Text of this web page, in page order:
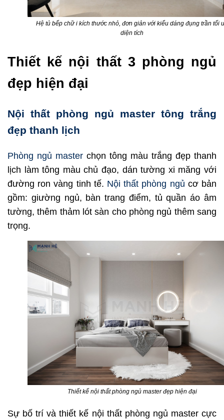
Hệ tủ bếp chữ i kích thước nhỏ, đơn giản với kiểu dáng đụng trần tối
diện tích
Thiết kế nội thất 3 phòng ngủ
đẹp hiện đại
Nội thất phòng ngủ master tông trắng
đẹp thanh lịch
Phòng ngủ master chọn tông màu trắng đẹp thanh
lịch làm tông màu chủ đạo, dán tường xi măng với
đường ron vàng tinh tế. Nội thất phòng ngủ cơ bản
gồm: giường ngủ, bàn trang điểm, tủ quần áo âm
tường, thêm thảm lót sàn cho phòng ngủ thêm sang
trọng.
Thiết kế nội thất phòng ngủ master đẹp hiện đại
Sự bố trí và thiết kế nội thất phòng ngủ master cực